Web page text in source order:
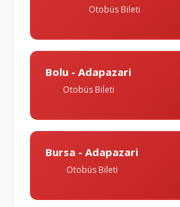
Otobüs Bileti
Bolu - Adapazari
Otobüs Bileti
Bursa - Adapazari
Otobüs Bileti